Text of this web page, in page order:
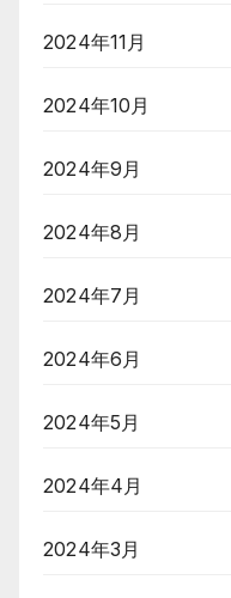
2024年11月
2024年10月
2024年9月
2024年8月
2024年7月
2024年6月
2024年5月
2024年4月
2024年3月